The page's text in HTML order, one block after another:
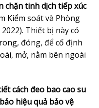
chặn tinh dịch tiếp xúc
Kiểm soát và Phòng
Thiết bị này có
đóng, để cố định
mở, nằm bên ngoài
cách đeo bao cao su
hiệu quả bảo vệ